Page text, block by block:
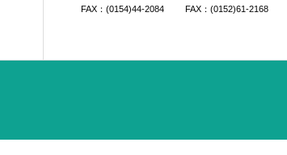
FAX：(0154)44-2084
FAX：(0152)61-2168